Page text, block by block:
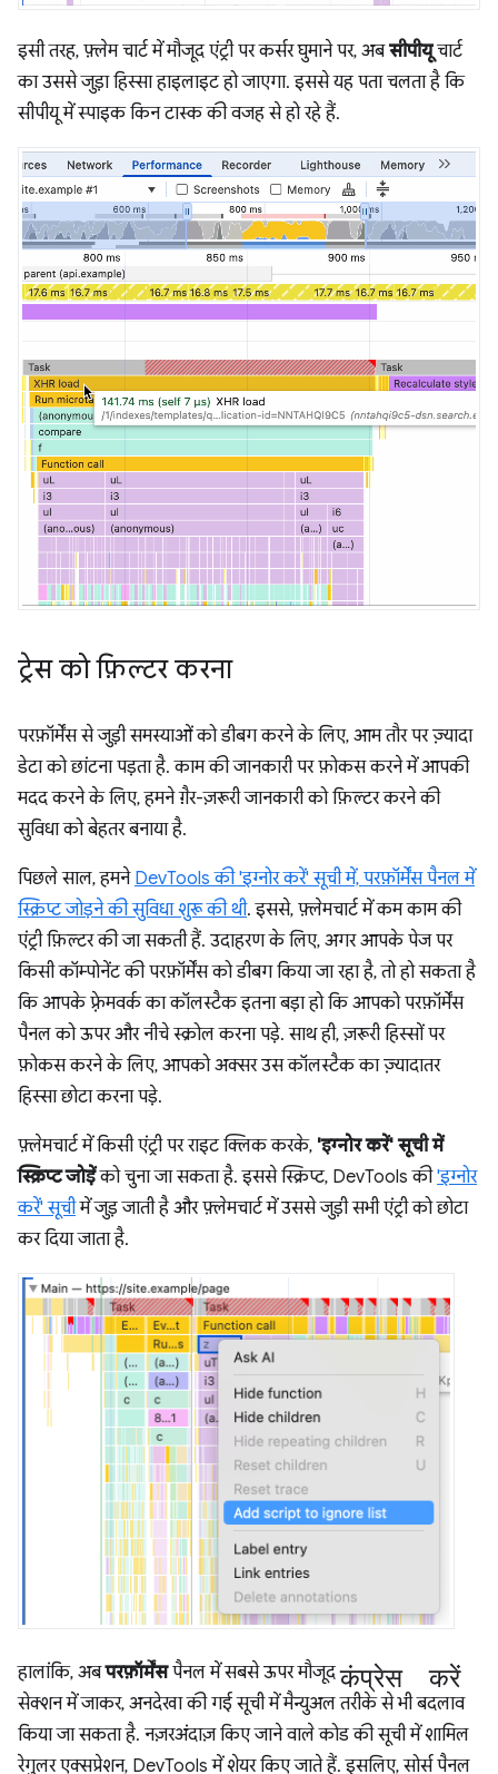
इसी तरह, फ़्लेम चार्ट में मौजूद एंट्री पर कर्सर घुमाने पर, अबसीपीयूचार्ट
का उससे जुड़ा हिस्सा हाइलाइट हो जाएगा. इससे यह पता चलता है कि
सीपीयू में स्पाइक किन टास्क की वजह से हो रहे हैं.
ट्रेस को फ़िल्टर करना
परफ़ॉर्मेंस से जुड़ी समस्याओं को डीबग करने के लिए, आम तौर पर ज़्यादा
डेटा को छांटना पड़ता है. काम की जानकारी पर फ़ोकस करने में आपकी
मदद करने के लिए, हमने ग़ैर-ज़रूरी जानकारी को फ़िल्टर करने की
सुविधा को बेहतर बनाया है.
पिछले साल, हमने DevTools की 'इग्नोर करें' सूची में, परफ़ॉर्मेंस पैनल में
स्क्रिप्ट जोड़ने की सुविधा शुरू की थी. इससे, फ़्लेमचार्ट में कम काम की
एंट्री फ़िल्टर की जा सकती हैं. उदाहरण के लिए, अगर आपके पेज पर
किसी कॉम्पोनेंट की परफ़ॉर्मेंस को डीबग किया जा रहा है, तो हो सकता है
कि आपके फ़्रेमवर्क का कॉलस्टैक इतना बड़ा हो कि आपको परफ़ॉर्मेंस
पैनल को ऊपर और नीचे स्क्रोल करना पड़े. साथ ही, ज़रूरी हिस्सों पर
फ़ोकस करने के लिए, आपको अक्सर उस कॉलस्टैक का ज़्यादातर
हिस्सा छोटा करना पड़े.
फ़्लेमचार्ट में किसी एंट्री पर राइट क्लिक करके, 'इग्नोर करें' सूची में
स्क्रिप्ट जोड़ेंको चुना जा सकता है. इससे स्क्रिप्ट, DevTools की'इग्नोर
करें' सूचीमें जुड़ जाती है और फ़्लेमचार्ट में उससे जुड़ी सभी एंट्री को छोटा
कर दिया जाता है.
हालांकि, अबपरफ़ॉर्मेंसपैनल में सबसे ऊपर मौजूदकंप्रेस करें
सेक्शन में जाकर, अनदेखा की गई सूची में मैन्युअल तरीके से भी बदलाव
किया जा सकता है. नज़रअंदाज़ किए जाने वाले कोड की सूची में शामिल
रेगुलर एक्सप्रेशन, DevTools में शेयर किए जाते हैं. इसलिए, सोर्स पैनल